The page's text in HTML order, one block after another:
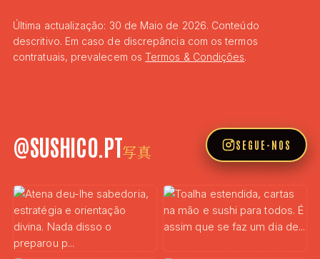
Última actualização: 30 de Maio de 2026. Conteúdo
descritivo. Em caso de discrepância com os termos
contratuais, prevalecem osTermos & Condições.
@SUSHICO.PT写真 SEGUE-NOS